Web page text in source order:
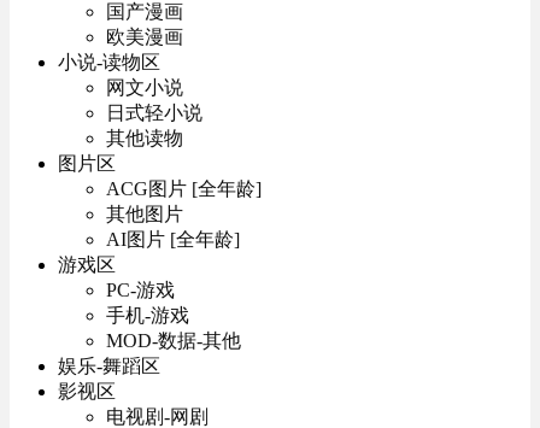
国产漫画
欧美漫画
小说-读物区
网文小说
日式轻小说
其他读物
图片区
ACG图片 [全年龄]
其他图片
AI图片 [全年龄]
游戏区
PC-游戏
手机-游戏
MOD-数据-其他
娱乐-舞蹈区
影视区
电视剧-网剧